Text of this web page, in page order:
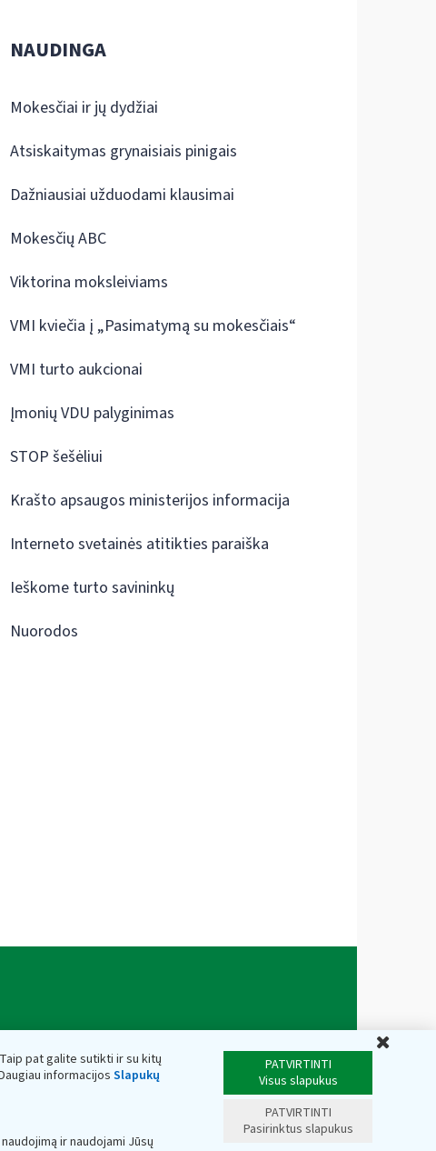
pat galite sutikti ir su kitų
informacijos Slapukų
ir naudojami Jūsų
PATVIRTINTI
Visus slapukus
PATVIRTINTI
Pasirinktus slapukus
NAUDINGA
Mokesčiai ir jų dydžiai
Atsiskaitymas grynaisiais pinigais
Dažniausiai užduodami klausimai
Mokesčių ABC
Viktorina moksleiviams
VMI kviečia į „Pasimatymą su mokesčiais“
VMI turto aukcionai
Įmonių VDU palyginimas
STOP šešėliui
Krašto apsaugos ministerijos informacija
Interneto svetainės atitikties paraiška
Ieškome turto savininkų
Nuorodos